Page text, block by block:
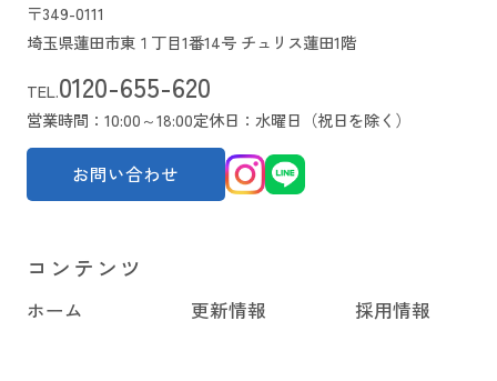
〒349-0111
埼玉県蓮田市東１丁目1番14号 チュリス蓮田1階
TEL.0120-655-620
営業時間：10:00～18:00定休日：水曜日（祝日を除く）
お問い合わせ
コンテンツ
ホーム 更新情報 採用情報